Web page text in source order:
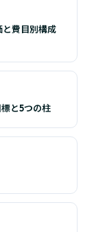
費目別構成
と5つの柱